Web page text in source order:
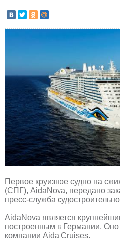
Первое круизное судно на
(СПГ), AidaNova, передано
пресс-служба
AidaNova является
построенным в Германии. Оно
компании Aida Cruises.